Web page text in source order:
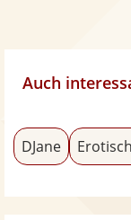
Auch
DJane